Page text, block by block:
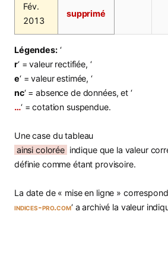
Fév.
2013
supprimé
Légendes:‘
r‘ = valeur rectifiée, ‘
e‘ = valeur estimée, ‘
nc‘ = absence de données, et ‘
…‘ = cotation suspendue.
Une case du tableau
ainsi colorée indique que la valeur
définie comme étant provisoire.
La date de « mise en ligne »
indices-pro.com‘ a archivé la valeur